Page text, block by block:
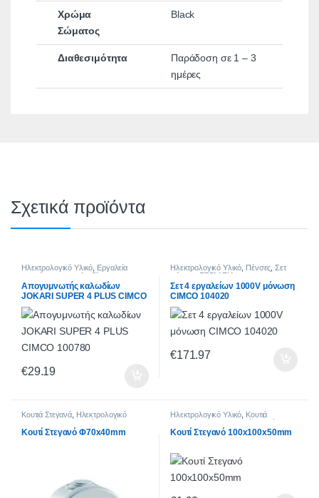
Χρώμα
Σώματος
Black
Διαθεσιμότητα
Παράδοση σε 1 – 3
ημέρες
Σχετικά προϊόντα
Ηλεκτρολογικό Υλικό
Εργαλεία
απογύμνωσης καλωδίων
Απογυμνωτές καλωδίων αυτόματοι
ΕΡΓΑΛΕΙΑ
Απογυμνωτής καλωδίων
JOKARI SUPER 4 PLUS CIMCO
100780
€29.19
Ηλεκτρολογικό Υλικό Πένσες Σετ
πένσες
ΕΡΓΑΛΕΙΑ
Σετ 4 εργαλείων 1000V μόνωση
CIMCO 104020
€171.97
Κουτιά Στεγανά Ηλεκτρολογικό
Υλικό
Ηλεκτρολογικά Κουτιά
Κουτί Στεγανό Φ70x40mm
Ηλεκτρολογικό Υλικό Κουτιά
Στεγανά
Ηλεκτρολογικά Κουτιά
Κουτί Στεγανό 100x100x50mm